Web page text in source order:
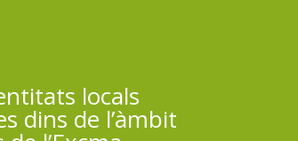
locals
dins de l’àmbit